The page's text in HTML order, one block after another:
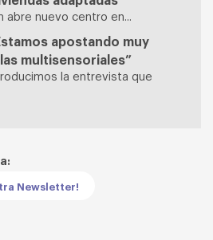
abre nuevo centro en...
apostando muy
multisensoriales”
la entrevista que
Newsletter!